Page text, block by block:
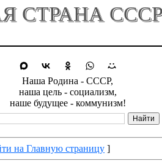
СТРАНА
Наша Родина - СССР,
наша цель - социализм,
наше будущее - коммунизм!
на Главную страницу ]